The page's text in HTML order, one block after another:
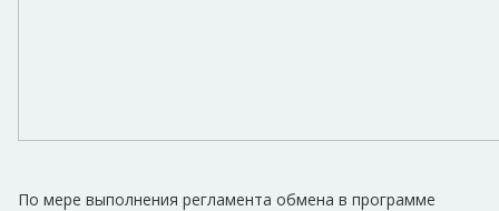
По мере выполнения регламента обмена в программе